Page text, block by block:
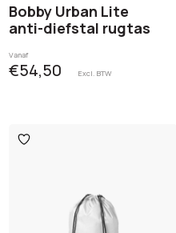
Bobby Urban Lite
anti-diefstal rugtas
Vanaf
€54,50 Excl. BTW
Toevoegen
aan